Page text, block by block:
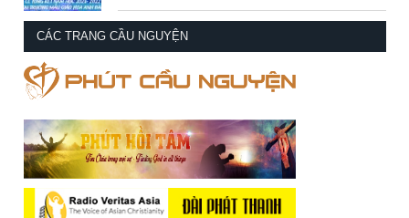
CÁC TRANG CẦU NGUYỆN